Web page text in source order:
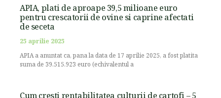
APIA, plati de aproape 39,5 milioane euro
pentru crescatorii de ovine si caprine afectati
de seceta
25 aprilie 2025
APIA a anuntat ca, pana la data de 17 aprilie 2025, a fost platita
suma de 39.515.923 euro (echivalentul a
Cum cresti rentabilitatea culturii de cartofi – 5